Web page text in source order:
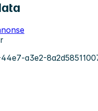
a3e2-